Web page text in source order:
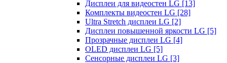
Дисплеи для видеостен LG [13]
Комплекты видеостен LG [28]
Ultra Stretch дисплеи LG [2]
Дисплеи повышенной яркости LG [5]
Прозрачные дисплеи LG [4]
OLED дисплеи LG [5]
Сенсорные дисплеи LG [3]